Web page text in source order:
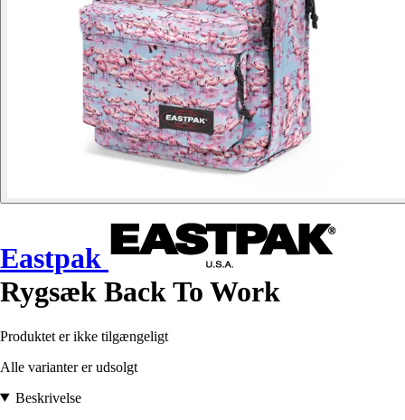
Eastpak
Rygsæk Back To Work
Produktet er ikke tilgængeligt
Alle varianter er udsolgt
Beskrivelse